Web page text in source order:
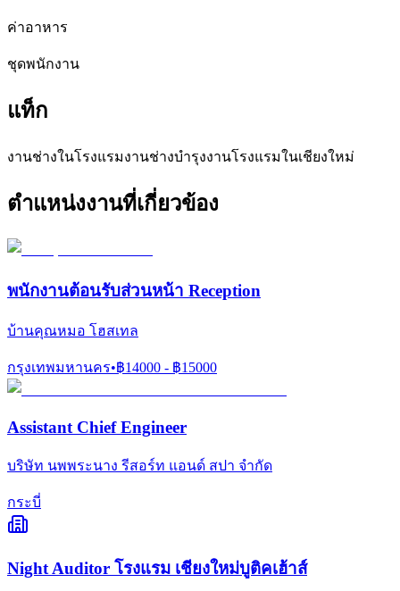
ค่าอาหาร
ชุดพนักงาน
แท็ก
งานช่างในโรงแรมงานช่างบำรุงงานโรงแรมในเชียงใหม่
ตำแหน่งงานที่เกี่ยวข้อง
พนักงานต้อนรับส่วนหน้า Reception
บ้านคุณหมอ โฮสเทล
กรุงเทพมหานคร•฿14000 - ฿15000
Assistant Chief Engineer
บริษัท นพพระนาง รีสอร์ท แอนด์ สปา จำกัด
กระบี่
Night Auditor โรงแรม เชียงใหม่บูติคเฮ้าส์